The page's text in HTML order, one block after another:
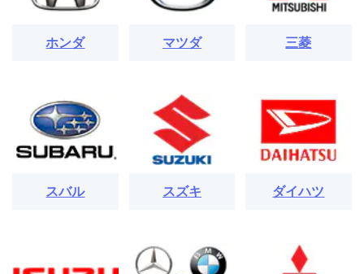
ホンダ マツダ 三菱
スバル スズキ ダイハツ